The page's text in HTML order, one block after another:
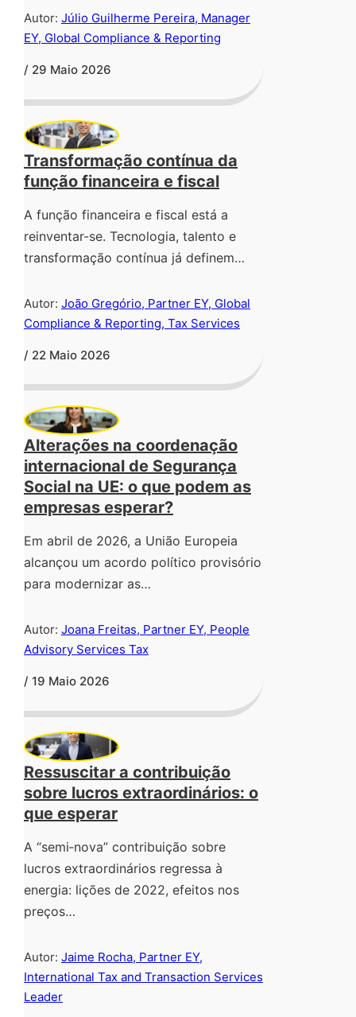
Autor: Júlio Guilherme Pereira, Manager
EY, Global Compliance & Reporting
/ 29 Maio 2026
Transformação contínua da
função financeira e fiscal
A função financeira e fiscal está a
reinventar-se. Tecnologia, talento e
transformação contínua já definem…
Autor: João Gregório, Partner EY, Global
Compliance & Reporting, Tax Services
/ 22 Maio 2026
Alterações na coordenação
internacional de Segurança
Social na UE: o que podem as
empresas esperar?
Em abril de 2026, a União Europeia
alcançou um acordo político provisório
para modernizar as…
Autor: Joana Freitas, Partner EY, People
Advisory Services Tax
/ 19 Maio 2026
Ressuscitar a contribuição
sobre lucros extraordinários: o
que esperar
A “semi‑nova” contribuição sobre
lucros extraordinários regressa à
energia: lições de 2022, efeitos nos
preços…
Autor: Jaime Rocha, Partner EY,
International Tax and Transaction Services
Leader